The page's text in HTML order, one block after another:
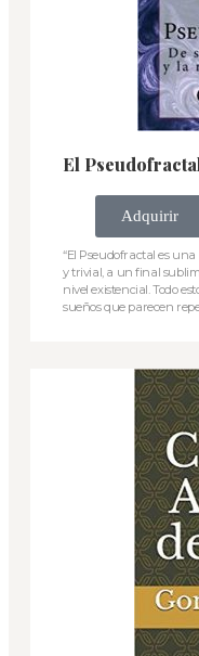
El
Adquirir
“El Pseudofractal es
y trivial, a un final
nivel existencial. Todo
sueños que parecen